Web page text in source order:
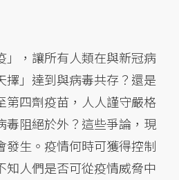
」，讓所有人類在與新冠病
擇」達到與病毒共存？還是
第四劑疫苗，人人謹守嚴格
毒阻絕於外？這些爭論，現
發生。疫情何時可獲得控制
知人們是否可從疫情威脅中